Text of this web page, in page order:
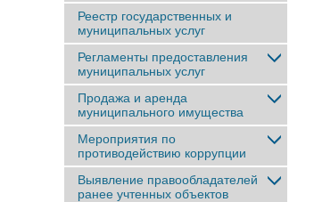
Реестр государственных и
муниципальных услуг
Регламенты предоставления
муниципальных услуг
Продажа и аренда
муниципального имущества
Мероприятия по
противодействию коррупции
Выявление правообладателей
ранее учтенныx объектов